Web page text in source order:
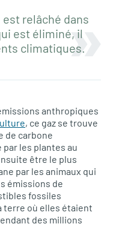
relâché dans
est éliminé, il
climatiques.
anthropiques
, ce gaz se trouve
de carbone
les plantes au
être le plus
par les animaux qui
émissions de
fossiles
terre où elles étaient
des millions